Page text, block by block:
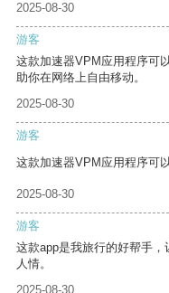
2025-08-30
游客
这款加速器VPM应用程序可
助你在网络上自由移动。
2025-08-30
游客
这款加速器VPM应用程序可
2025-08-30
游客
这款app是我旅行的好帮手
人情。
2025-08-30